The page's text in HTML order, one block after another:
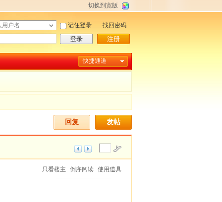
切换到宽版
记住登录
登录
找回密码
注册
快捷通道
发帖
回复
只看楼主 倒序阅读 使用道具